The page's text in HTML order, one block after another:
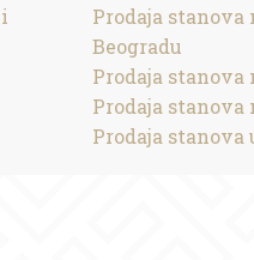
Prodaja stanova
Beogradu
Prodaja stanova
Prodaja stanova
Prodaja stanova